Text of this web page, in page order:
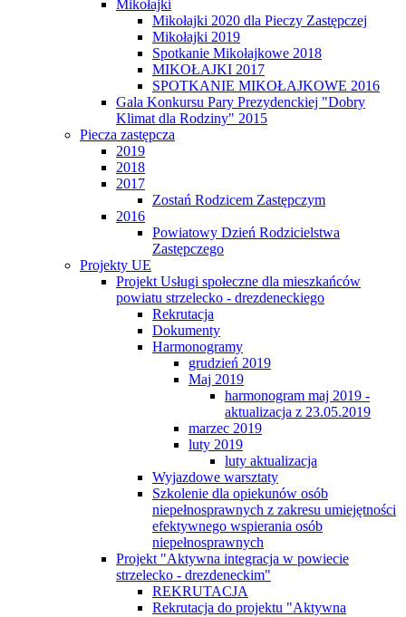
Mikołajki
Mikołajki 2020 dla Pieczy Zastępczej
Mikołajki 2019
Spotkanie Mikołajkowe 2018
MIKOŁAJKI 2017
SPOTKANIE MIKOŁAJKOWE 2016
Gala Konkursu Pary Prezydenckiej "Dobry
Klimat dla Rodziny" 2015
Piecza zastępcza
2019
2018
2017
Zostań Rodzicem Zastępczym
2016
Powiatowy Dzień Rodzicielstwa
Zastępczego
Projekty UE
Projekt Usługi społeczne dla mieszkańców
powiatu strzelecko - drezdeneckiego
Rekrutacja
Dokumenty
Harmonogramy
grudzień 2019
Maj 2019
harmonogram maj 2019 -
aktualizacja z 23.05.2019
marzec 2019
luty 2019
luty aktualizacja
Wyjazdowe warsztaty
Szkolenie dla opiekunów osób
niepełnosprawnych z zakresu umiejętności
efektywnego wspierania osób
niepełnosprawnych
Projekt "Aktywna integracja w powiecie
strzelecko - drezdeneckim"
REKRUTACJA
Rekrutacja do projektu "Aktywna